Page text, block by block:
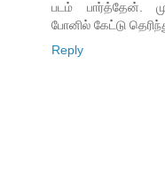
படம் பார்த்தேன்.
போனில் கேட்டு
Reply